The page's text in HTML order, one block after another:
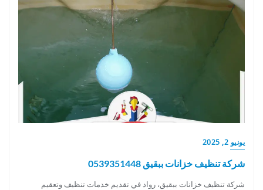
يونيو 2, 2025
شركة تنظيف خزانات ببقيق 0539351448
شركة تنظيف خزانات ببقيق، رواد في تقديم خدمات تنظيف وتعقيم